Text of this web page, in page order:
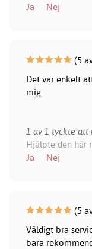
Ja
Nej
(5
Det var enkelt
mig.
1 av 1 tyckte att
Hjälpte den här
Ja
Nej
(5
Väldigt bra
bara